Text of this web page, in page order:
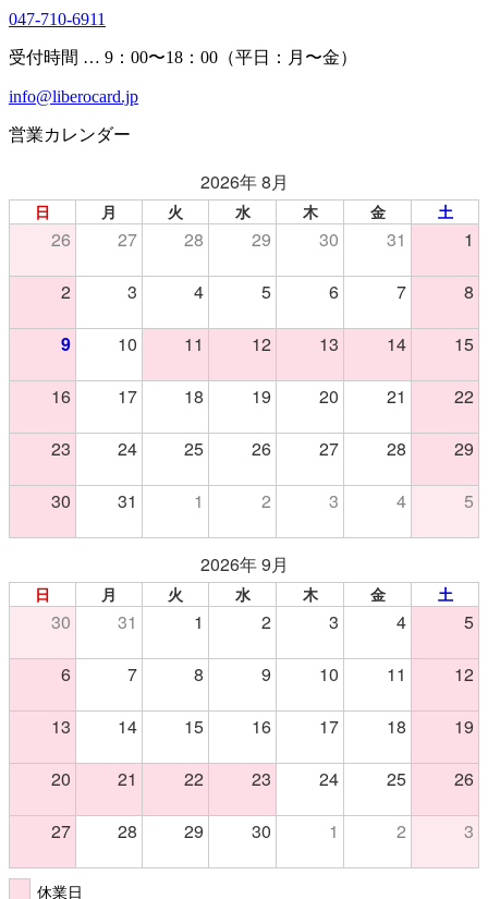
047-710-6911
受付時間 … 9：00〜18：00（平日：月〜金）
info@liberocard.jp
営業カレンダー
2026年 8月
日 月 火 水 木 金 土
26 27 28 29 30 31 1
2 3 4 5 6 7 8
9 10 11 12 13 14 15
16 17 18 19 20 21 22
23 24 25 26 27 28 29
30 31 1 2 3 4 5
2026年 9月
日 月 火 水 木 金 土
30 31 1 2 3 4 5
6 7 8 9 10 11 12
13 14 15 16 17 18 19
20 21 22 23 24 25 26
27 28 29 30 1 2 3
休業日